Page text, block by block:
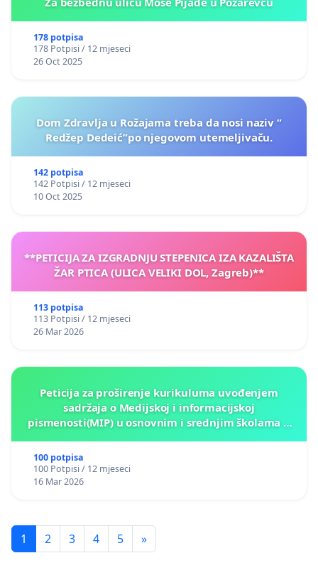
178 potpisa
178 Potpisi / 12 mjeseci
26 Oct 2025
Dom Zdravlja u Rožajama treba da nosi naziv “
Redžep Dedeić”po njegovom utemeljivaču.
142 potpisa
142 Potpisi / 12 mjeseci
10 Oct 2025
**PETICIJA ZA IZGRADNJU STEPENICA IZA KAZALIŠTA
ŽAR PTICA (ULICA VELIKI DOL, Zagreb)**
113 potpisa
113 Potpisi / 12 mjeseci
26 Mar 2026
Peticija za proširenje kurikuluma uvođenjem
sadržaja o Medijskoj i informacijskoj
pismenosti(MIP) u osnovnim i srednjim školama u
100 potpisa
100 Potpisi / 12 mjeseci
16 Mar 2026
1 2 3 4 5 »